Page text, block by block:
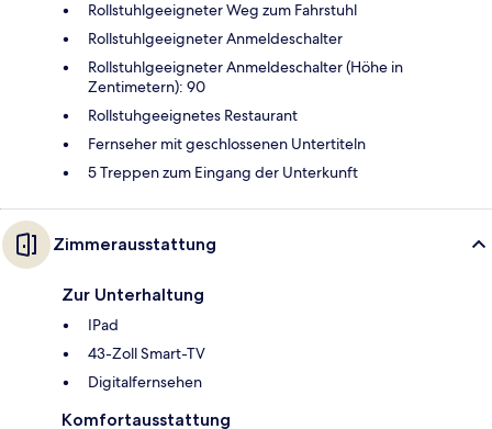
Rollstuhlgeeigneter Weg zum Fahrstuhl
Rollstuhlgeeigneter Anmeldeschalter
Rollstuhlgeeigneter Anmeldeschalter (Höhe in
Zentimetern): 90
Rollstuhgeeignetes Restaurant
Fernseher mit geschlossenen Untertiteln
5 Treppen zum Eingang der Unterkunft
Zimmerausstattung
Zur Unterhaltung
IPad
43-Zoll Smart-TV
Digitalfernsehen
Komfortausstattung